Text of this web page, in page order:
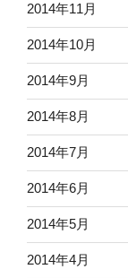
2014年11月
2014年10月
2014年9月
2014年8月
2014年7月
2014年6月
2014年5月
2014年4月